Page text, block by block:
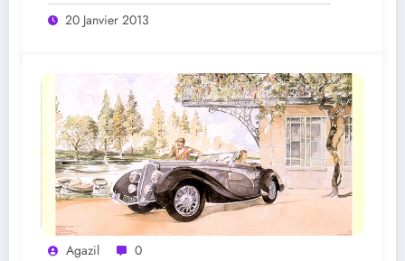
20 Janvier 2013
Agazil 0